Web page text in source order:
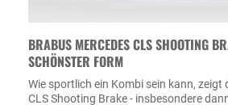
BRABUS MERCEDES CLS SHOOTING
SCHÖNSTER FORM
Wie sportlich ein Kombi sein kann, zeigt
CLS Shooting Brake - insbesondere